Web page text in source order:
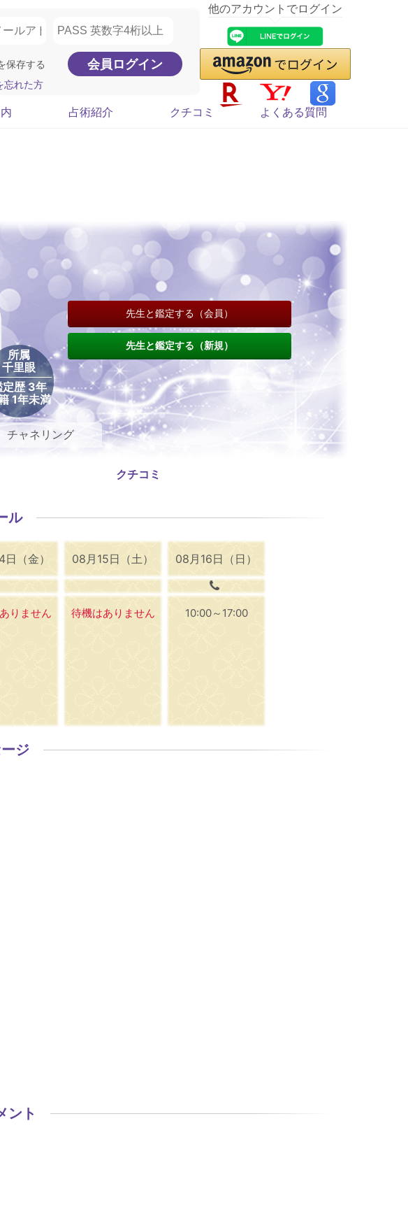
保存する
忘れた方
他のアカウントでログイン
占術紹介 クチコミ よくある質問
所属
千里眼
定歴 3年
1年未満
チャネリング
先生と鑑定する（会員）
先生と鑑定する（新規）
クチコミ
ル
（金）
りません
08月15日（土）
待機はありません
08月16日（日）
10:00～17:00
ジ
ント